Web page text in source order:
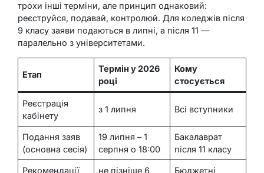
трохи інші терміни, але принцип однаковий:
реєструйся, подавай, контролюй. Для коледжів після
9 класу заяви подаються в липні, а після 11 —
паралельно з університетами.
Етап
Термін у 2026
році
Кому
стосується
Реєстрація
кабінету
з 1 липня Всі вступники
Подання заяв
(основна сесія)
19 липня – 1
серпня о 18:00
Бакалаврат
після 11 класу
Рекомендації
не пізніше 6
Бюджетні